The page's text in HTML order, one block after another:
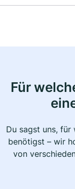
Für
Du sagst uns, für
benötigst – wir
von